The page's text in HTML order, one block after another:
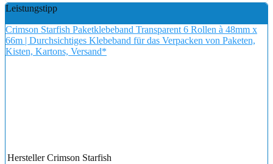
Leistungstipp
Crimson Starfish Paketklebeband Transparent 6 Rollen à 48mm x
66m | Durchsichtiges Klebeband für das Verpacken von Paketen,
Kisten, Kartons, Versand*
Hersteller Crimson Starfish